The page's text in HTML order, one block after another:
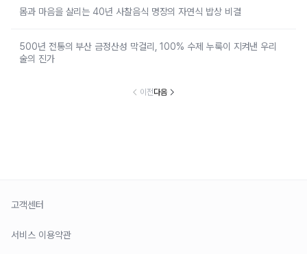
몸과 마음을 살리는 40년 사찰음식 명장의 자연식 밥상 비결
500년 전통의 부산 금정산성 막걸리, 100% 수제 누룩이 지켜낸 우리
술의 진가
이전다음
고객센터
서비스 이용약관